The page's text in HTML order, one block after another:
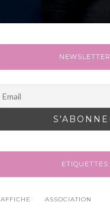
NEWSLETTER
ETIQUETTES
AFFICHE ASSOCIATION